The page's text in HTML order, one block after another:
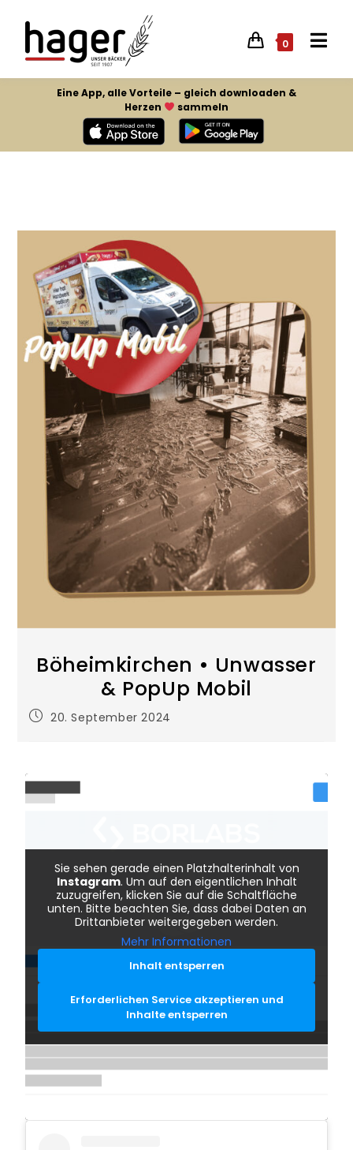
0
Eine App, alle Vorteile – gleich downloaden &
Herzen
sammeln
Böheimkirchen • Unwasser
& PopUp Mobil
20. September 2024
Sie sehen gerade einen Platzhalterinhalt von
Instagram. Um auf den eigentlichen Inhalt
zuzugreifen, klicken Sie auf die Schaltfläche
unten. Bitte beachten Sie, dass dabei Daten an
Drittanbieter weitergegeben werden.
Mehr Informationen
Inhalt entsperren
Erforderlichen Service akzeptieren und
Inhalte entsperren